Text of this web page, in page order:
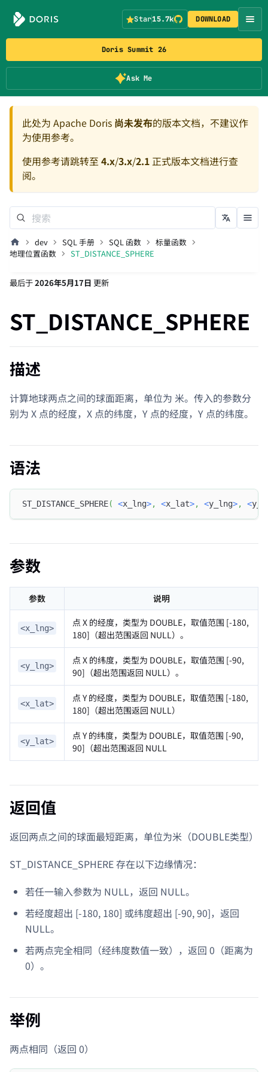
Doris Summit 26
Ask Me
Star15.7k DOWNLOAD
此处为 Apache Doris 尚未发布的版本文档，不建议作
为使用参考。
使用参考请跳转至 4.x/3.x/2.1正式版本文档进行查
阅。
dev SQL 手册 SQL 函数
标量函数
地理位置函数
ST_DISTANCE_SPHERE
最后于2026年5月17日 更新
ST_DISTANCE_SPHERE
描述
计算地球两点之间的球面距离，单位为 米。传入的参数分
别为 X 点的经度，X 点的纬度，Y 点的经度，Y 点的纬度。
语法
ST_DISTANCE_SPHERE( <x_lng>, <x_lat>, <y_lng>, <
参数
参数 说明
<x_lng>
点 X 的经度，类型为 DOUBLE，取值范围 [-180,
180]（超出范围返回 NULL）。
<y_lng>
点 X 的纬度，类型为 DOUBLE，取值范围 [-90,
90]（超出范围返回 NULL）。
<x_lat>
点 Y 的经度，类型为 DOUBLE，取值范围 [-180,
180]（超出范围返回 NULL）
<y_lat>
点 Y 的纬度，类型为 DOUBLE，取值范围 [-90,
90]（超出范围返回 NULL
返回值
返回两点之间的球面最短距离，单位为米（DOUBLE类型）
ST_DISTANCE_SPHERE 存在以下边缘情况：
若任一输入参数为 NULL，返回 NULL。
若经度超出 [-180, 180] 或纬度超出 [-90, 90]，返回
NULL。
若两点完全相同（经纬度数值一致），返回 0（距离为
0）。
举例
两点相同（返回 0）